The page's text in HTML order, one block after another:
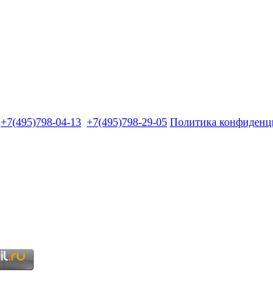
+7(495)798-04-13 +7(495)798-29-05 Политика